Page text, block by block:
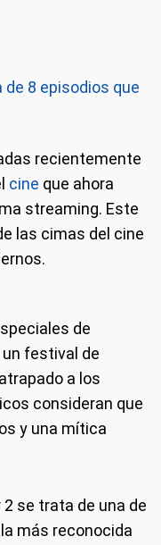
de 8 episodios que
recientemente
cine que ahora
streaming. Este
las cimas del cine
de
festival de
a los
consideran que
y una mítica
se trata de una de
más reconocida